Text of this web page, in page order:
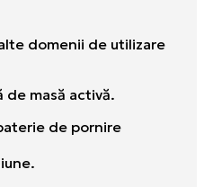
domenii de utilizare
de masă activă.
de pornire